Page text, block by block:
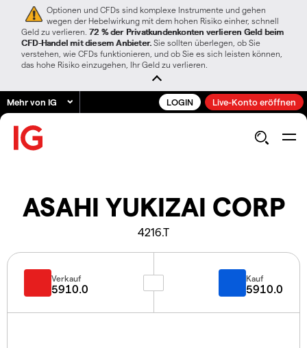
Optionen und CFDs sind komplexe Instrumente und gehen
wegen der Hebelwirkung mit dem hohen Risiko einher, schnell
Geld zu verlieren. 72 % der Privatkundenkonten verlieren Geld beim
CFD-Handel mit diesem Anbieter. Sie sollten überlegen, ob Sie
verstehen, wie CFDs funktionieren, und ob Sie es sich leisten können,
das hohe Risiko einzugehen, Ihr Geld zu verlieren.
Mehr von IG LOGIN Live-Konto eröffnen
ASAHI YUKIZAI CORP
4216.T
Verkauf
5910.0
Kauf
5910.0